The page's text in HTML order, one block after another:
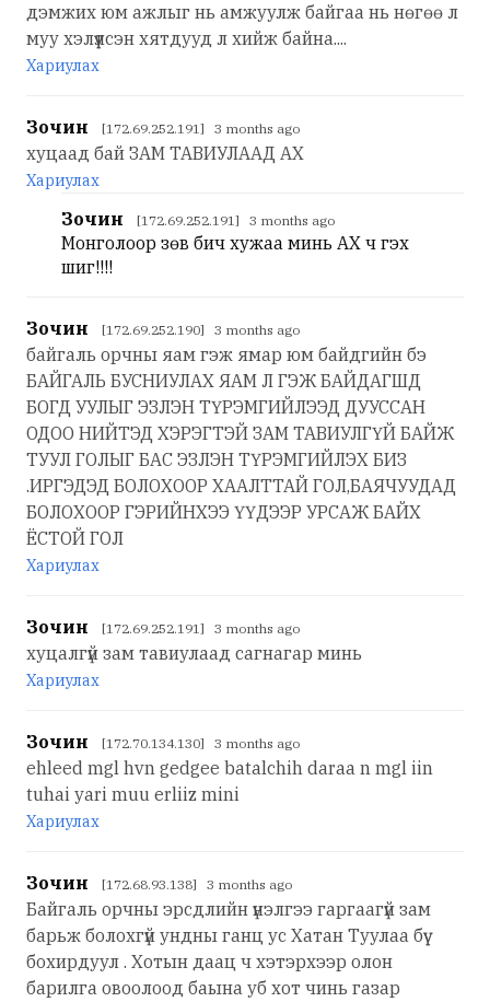
дэмжих юм ажлыг нь амжуулж байгаа нь нөгөө л
муу хэлүүлсэн хятдууд л хийж байна....
Хариулах
Зочин [172.69.252.191] 3 months ago
хуцаад бай ЗАМ ТАВИУЛААД АХ
Хариулах
Зочин [172.69.252.191] 3 months ago
Монголоор зөв бич хужаа минь АХ ч гэх
шиг!!!!
Зочин [172.69.252.190] 3 months ago
байгаль орчны яам гэж ямар юм байдгийн бэ
БАЙГАЛЬ БУСНИУЛАХ ЯАМ Л ГЭЖ БАЙДАГШД
БОГД УУЛЫГ ЭЗЛЭН ТҮРЭМГИЙЛЭЭД ДУУССАН
ОДОО НИЙТЭД ХЭРЭГТЭЙ ЗАМ ТАВИУЛГҮЙ БАЙЖ
ТУУЛ ГОЛЫГ БАС ЭЗЛЭН ТҮРЭМГИЙЛЭХ БИЗ
.ИРГЭДЭД БОЛОХООР ХААЛТТАЙ ГОЛ,БАЯЧУУДАД
БОЛОХООР ГЭРИЙНХЭЭ ҮҮДЭЭР УРСАЖ БАЙХ
ЁСТОЙ ГОЛ
Хариулах
Зочин [172.69.252.191] 3 months ago
хуцалгүй зам тавиулаад сагнагар минь
Хариулах
Зочин [172.70.134.130] 3 months ago
ehleed mgl hvn gedgee batalchih daraa n mgl iin
tuhai yari muu erliiz mini
Хариулах
Зочин [172.68.93.138] 3 months ago
Байгаль орчны эрсдлийн үнэлгээ гаргаагүй зам
барьж болохгүй ундны ганц ус Хатан Туулаа бүү
бохирдуул . Хотын даац ч хэтэрхээр олон
барилга овоолоод баына уб хот чинь газар